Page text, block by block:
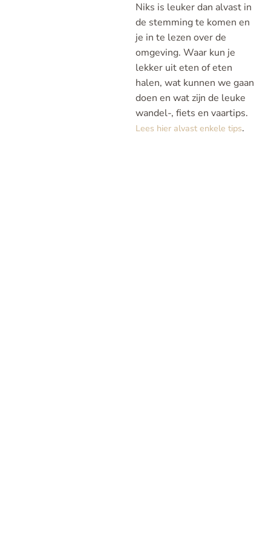
Niks is leuker dan alvast in
de stemming te komen en
je in te lezen over de
omgeving. Waar kun je
lekker uit eten of eten
halen, wat kunnen we gaan
doen en wat zijn de leuke
wandel-, fiets en vaartips.
Lees hier alvast enkele tips.